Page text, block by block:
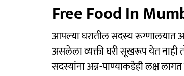
Free Food In
आपल्या घरातील सदस्य
असलेला व्यक्ती घरी सूखरूप येत
सदस्यांना अन्न-पाण्याकडेही लक्ष